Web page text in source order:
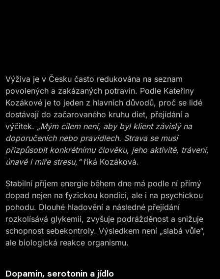
Výživa je v Česku často redukována na seznam
povolených a zakázaných potravin. Podle Kateřiny
Kozákové je to jeden z hlavních důvodů, proč se lidé
dostávají do začarovaného kruhu diet, přejídání a
výčitek. „Mým cílem není, aby byl klient závislý na
doporučeních nebo pravidlech. Strava se musí
přizpůsobit konkrétnímu člověku, jeho aktivitě, trávení,
únavě i míře stresu,“říká Kozáková.
Stabilní příjem energie během dne má podle ní přímý
dopad nejen na fyzickou kondici, ale i na psychickou
pohodu. Dlouhé hladovění a následné přejídání
rozkolísává glykemii, zvyšuje podrážděnost a snižuje
schopnost sebekontroly. Výsledkem není „slabá vůle“,
ale biologická reakce organismu.
Dopamin, serotonin a jídlo